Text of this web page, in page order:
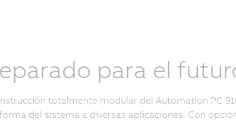
para el
totalmente modular del Automation PC
del sistema a diversas aplicaciones. Con